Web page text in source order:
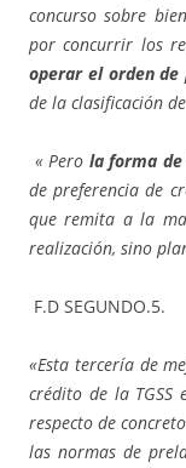
concurso sobre
por concurrir los
operar el orden de
de la clasificación
« Pero la forma
de preferencia de
que remita a la
realización, sino
F.D SEGUNDO.5.
«Esta tercería de
crédito de la TGSS
respecto de
las normas de